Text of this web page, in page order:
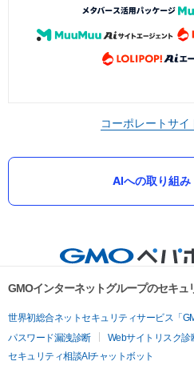
コーポレートサイ
AIへの取り組み
GMOインターネットグループのセキュ
世界初総合ネットセキュリティサービス「
パスワード漏洩診断
Webサイトリスク診
セキュリティ相談AIチャットボット